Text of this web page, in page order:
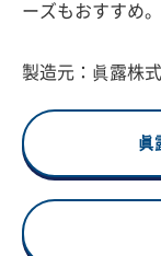
ーズもおすすめ。
製造元：眞露株
眞